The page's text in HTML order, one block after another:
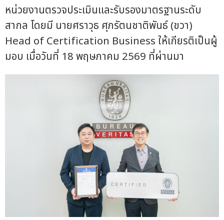
หน่วยงานตรวจประเมินและรับรองมาตรฐานระดับ
สากล โดยมี นายศราวุธ ศุภรัตนชาติพันธ์ (ขวา)
Head of Certification Business ให้เกียรติเป็นผู้
มอบ เมื่อวันที่ 18 พฤษภาคม 2569 ที่ผ่านมา